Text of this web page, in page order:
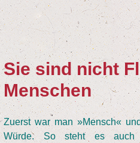
Sie sind nicht
Menschen
Zuerst war man »Mensch«
Wür­de. So steht es auch